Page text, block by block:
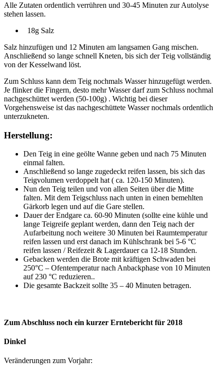
Alle Zutaten ordentlich verrühren und 30-45 Minuten zur Autolyse
stehen lassen.
18g Salz
Salz hinzufügen und 12 Minuten am langsamen Gang mischen.
Anschließend so lange schnell Kneten, bis sich der Teig vollständig
von der Kesselwand löst.
Zum Schluss kann dem Teig nochmals Wasser hinzugefügt werden.
Je flinker die Fingern, desto mehr Wasser darf zum Schluss nochmal
nachgeschüttet werden (50-100g) . Wichtig bei dieser
Vorgehensweise ist das nachgeschüttete Wasser nochmals ordentlich
unterzukneten.
Herstellung:
Den Teig in eine geölte Wanne geben und nach 75 Minuten
einmal falten.
Anschließend so lange zugedeckt reifen lassen, bis sich das
Teigvolumen verdoppelt hat ( ca. 120-150 Minuten).
Nun den Teig teilen und von allen Seiten über die Mitte
falten. Mit dem Teigschluss nach unten in einen bemehlten
Gärkorb legen und auf die Gare stellen.
Dauer der Endgare ca. 60-90 Minuten (sollte eine kühle und
lange Teigreife geplant werden, dann den Teig nach der
Aufarbeitung noch weitere 30 Minuten bei Raumtemperatur
reifen lassen und erst danach im Kühlschrank bei 5-6 °C
reifen lassen / Reifezeit & Lagerdauer ca 12-18 Stunden.
Gebacken werden die Brote mit kräftigen Schwaden bei
250°C – Ofentemperatur nach Anbackphase von 10 Minuten
auf 230 °C reduzieren..
Die gesamte Backzeit sollte 35 – 40 Minuten betragen.
Zum Abschluss noch ein kurzer Erntebericht für 2018
Dinkel
Veränderungen zum Vorjahr: